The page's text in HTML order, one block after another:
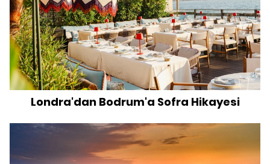
Londra'dan Bodrum'a Sofra Hikayesi